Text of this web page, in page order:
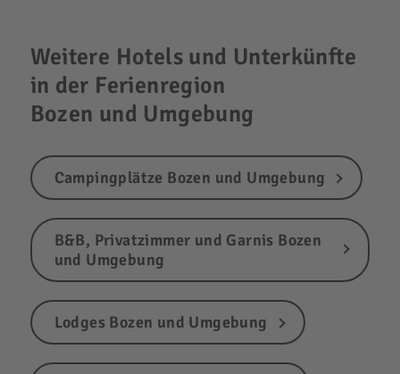
Weitere Hotels und Unterkünfte
in der Ferienregion
Bozen und Umgebung
Campingplätze Bozen und Umgebung
B&B, Privatzimmer und Garnis Bozen
und Umgebung
Lodges Bozen und Umgebung